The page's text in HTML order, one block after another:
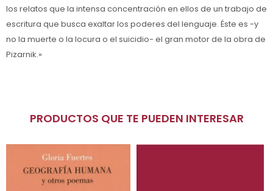
los relatos que la intensa concentración en ellos de un trabajo de
escritura que busca exaltar los poderes del lenguaje. Éste es -y
no la muerte o la locura o el suicidio- el gran motor de la obra de
Pizarnik.»
PRODUCTOS QUE TE PUEDEN INTERESAR